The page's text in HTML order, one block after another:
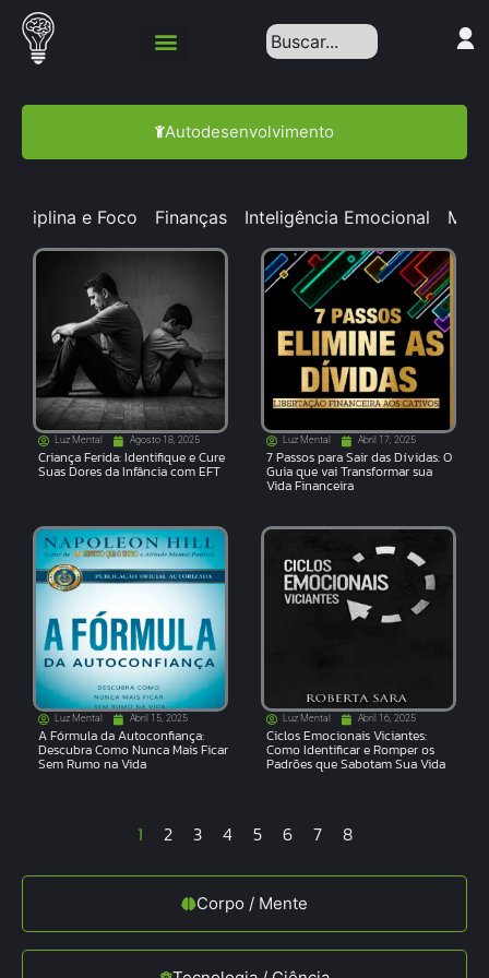
Autodesenvolvimento
Corpo / Mente
e Foco Finanças Inteligência Emocional
Luz Mental Agosto 18, 2025
Criança Ferida: Identifique e Cure
Suas Dores da Infância com EFT
Luz Mental Abril 17, 2025
7 Passos para Sair das Dívidas: O
Guia que vai Transformar sua
Vida Financeira
Luz Mental Abril 15, 2025
A Fórmula da Autoconfiança:
Descubra Como Nunca Mais Ficar
Sem Rumo na Vida
Luz Mental Abril 16, 2025
Ciclos Emocionais Viciantes:
Como Identificar e Romper os
Padrões que Sabotam Sua Vida
1 2 3 4 5 6 7 8